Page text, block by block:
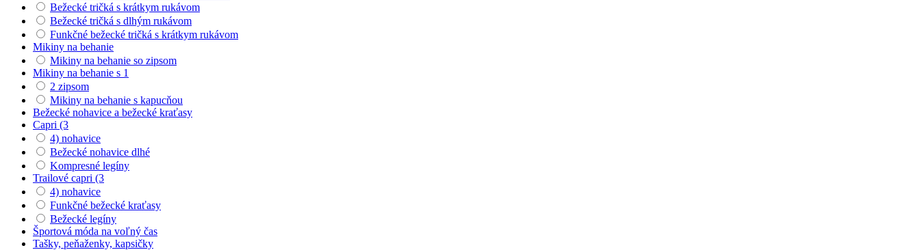
Bežecké tričká s krátkym rukávom
Bežecké tričká s dlhým rukávom
Funkčné bežecké tričká s krátkym rukávom
Mikiny na behanie
Mikiny na behanie so zipsom
Mikiny na behanie s 1
2 zipsom
Mikiny na behanie s kapucňou
Bežecké nohavice a bežecké kraťasy
Capri (3
4) nohavice
Bežecké nohavice dlhé
Kompresné legíny
Trailové capri (3
4) nohavice
Funkčné bežecké kraťasy
Bežecké legíny
Športová móda na voľný čas
Tašky, peňaženky, kapsičky